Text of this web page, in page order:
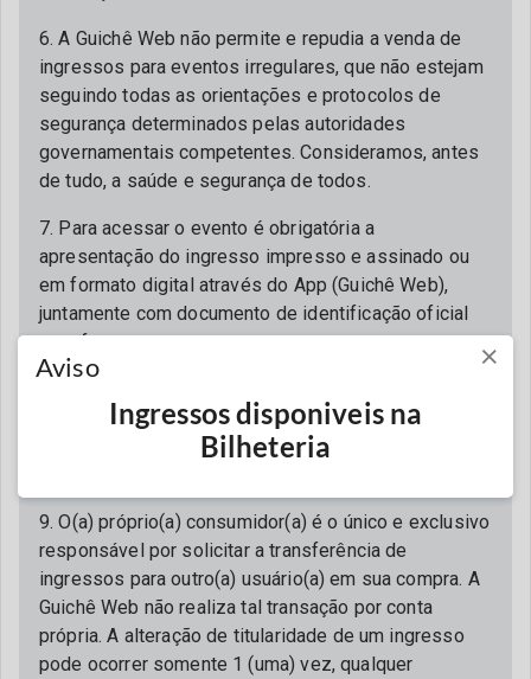
6. A Guichê Web não permite e repudia a venda de
ingressos para eventos irregulares, que não estejam
seguindo todas as orientações e protocolos de
segurança determinados pelas autoridades
governamentais competentes. Consideramos, antes
de tudo, a saúde e segurança de todos.
7. Para acessar o evento é obrigatória a
apresentação do ingresso impresso e assinado ou
em formato digital através do App (Guichê Web),
juntamente com documento de identificação oficial
com foto.
ingresso e não permitirá reembolso, em nenhuma
hipótese, ante o integral fornecimento do serviço e
9. O(a) próprio(a) consumidor(a) é o único e exclusivo
responsável por solicitar a transferência de
ingressos para outro(a) usuário(a) em sua compra. A
Guichê Web não realiza tal transação por conta
própria. A alteração de titularidade de um ingresso
pode ocorrer somente 1 (uma) vez, qualquer
×
Aviso
Ingressos disponiveis na
Bilheteria